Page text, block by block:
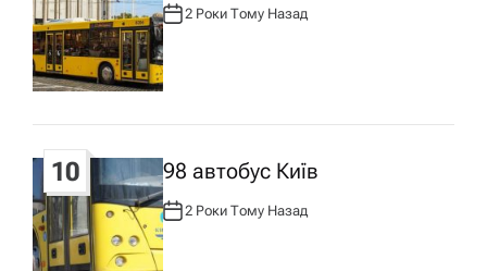
А
В
Т
О
Р
:
2 Роки Тому Назад
10 98 автобус Київ
А
В
Т
О
2 Роки Тому Назад